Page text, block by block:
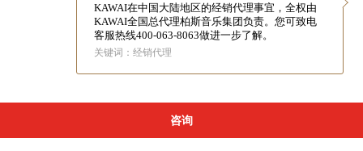
KAWAI在中国大陆地区的经销代理事宜，全权由
KAWAI全国总代理柏斯音乐集团负责。您可致电
客服热线400-063-8063做进一步了解。
关键词：经销代理
咨询